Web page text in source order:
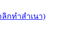
กทำสำเนา)